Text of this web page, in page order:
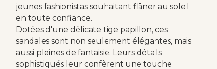
jeunes fashionistas souhaitant flâner au soleil
en toute confiance.
Dotées d'une délicate tige papillon, ces
sandales sont non seulement élégantes, mais
aussi pleines de fantaisie. Leurs détails
sophistiqués leur confèrent une touche